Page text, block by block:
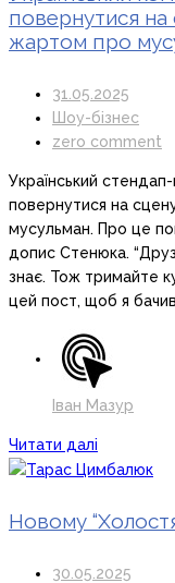
повернутися на
жартом про
31.05.2025
Шоу-бізнес
zero comment
Український
повернутися на
мусульман. Про це
допис Стенюка.
знає. Тож тримайте
цей пост, щоб я
Іван Мазур
Читати далі
Новому
30.05.2025